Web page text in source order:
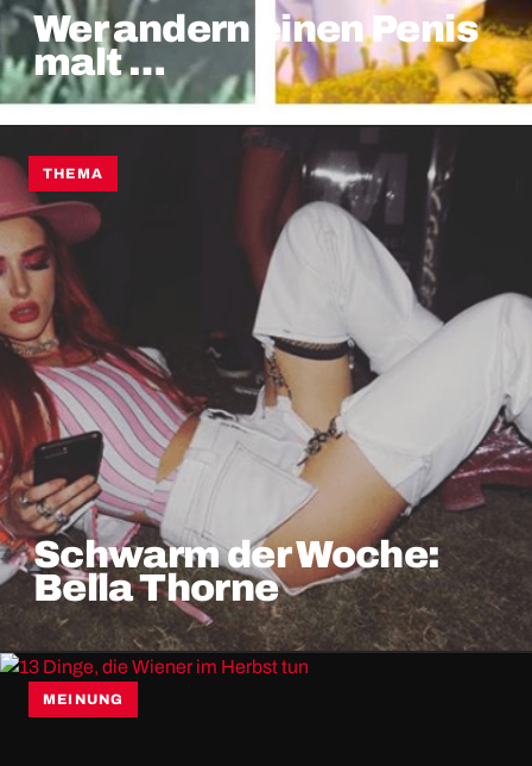
Wer andern einen Penis
malt …
THEMA
Schwarm der Woche:
Bella Thorne
MEINUNG